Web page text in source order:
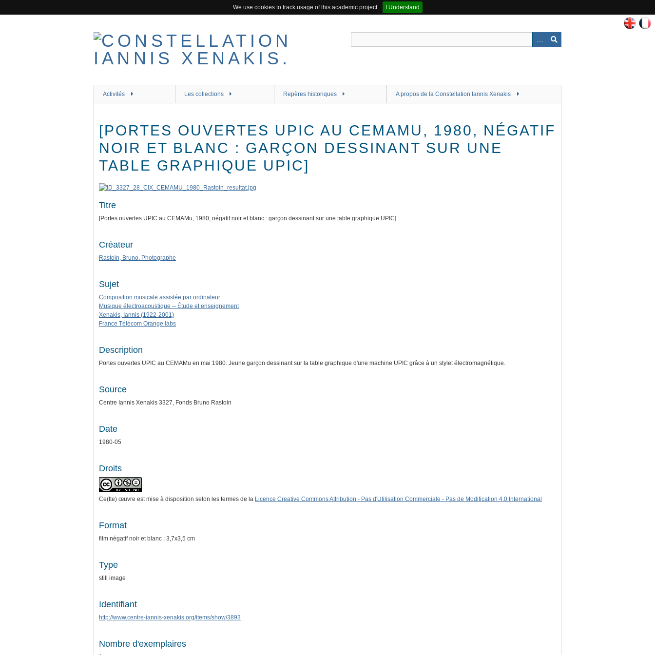
We use cookies to track usage of this academic project.
I Understand
Activités Les collections Repères historiques A propos de la Constellation Iannis Xenakis
[PORTES OUVERTES UPIC AU CEMAMU, 1980, NÉGATIF
NOIR ET BLANC : GARÇON DESSINANT SUR UNE
TABLE GRAPHIQUE UPIC]
Titre
[Portes ouvertes UPIC au CEMAMu, 1980, négatif noir et blanc : garçon dessinant sur une table graphique UPIC]
Créateur
Rastoin, Bruno. Photographe
Sujet
Composition musicale assistée par ordinateur
Musique électroacoustique -- Étude et enseignement
Xenakis, Iannis (1922-2001)
France Télécom Orange labs
Description
Portes ouvertes UPIC au CEMAMu en mai 1980. Jeune garçon dessinant sur la table graphique d'une machine UPIC grâce à un stylet électromagnétique.
Source
Centre Iannis Xenakis 3327, Fonds Bruno Rastoin
Date
1980-05
Droits
Ce(tte) œuvre est mise à disposition selon les termes de la Licence Creative Commons Attribution - Pas d'Utilisation Commerciale - Pas de Modification 4.0 International
Format
film négatif noir et blanc ; 3,7x3,5 cm
Type
still image
Identifiant
http://www.centre-iannis-xenakis.org/items/show/3893
Nombre d'exemplaires